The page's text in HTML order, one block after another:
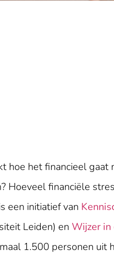
hoe het financieel gaat
Hoeveel financiële
een initiatief van
Leiden) en Wijzer in
1.500 personen uit